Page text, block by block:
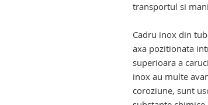
transportul si
Cadru inox din
axa pozitionata
superioara a
inox au multe
coroziune, sunt